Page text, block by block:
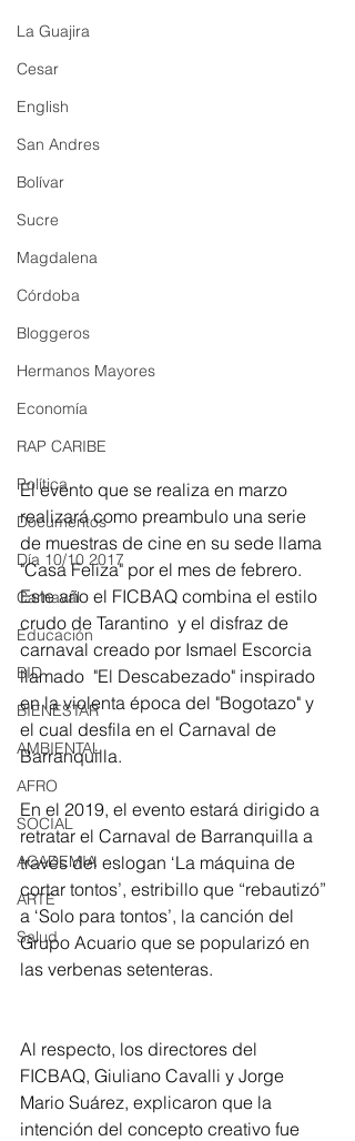
La Guajira
Cesar
English
San Andres
Bolívar
Sucre
Magdalena
Córdoba
Bloggeros
Hermanos Mayores
Economía
RAP CARIBE
Política
Documentos
Día 10/10 2017
Carnaval
Educación
BID
BIENESTAR
AMBIENTAL
AFRO
SOCIAL
ACADEMIA
ARTE
Salud
El evento que se realiza en marzo
realizará como preambulo una serie
de muestras de cine en su sede llama
"Casa Feliza" por el mes de febrero.
Este año el FICBAQ combina el estilo
crudo de Tarantino  y el disfraz de
carnaval creado por Ismael Escorcia
llamado  "El Descabezado" inspirado
en la violenta época del "Bogotazo" y
el cual desfila en el Carnaval de
Barranquilla.
En el 2019, el evento estará dirigido a
retratar el Carnaval de Barranquilla a
través del eslogan ‘La máquina de
cortar tontos’, estribillo que “rebautizó”
a ‘Solo para tontos’, la canción del
Grupo Acuario que se popularizó en
las verbenas setenteras.
Al respecto, los directores del
FICBAQ, Giuliano Cavalli y Jorge
Mario Suárez, explicaron que la
intención del concepto creativo fue